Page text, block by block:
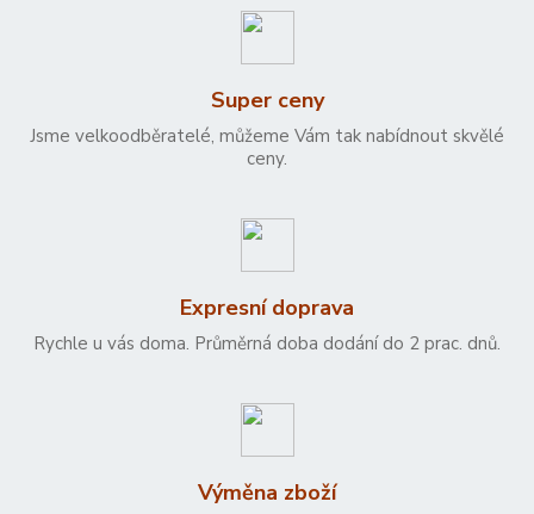
Super ceny
Jsme velkoodběratelé, můžeme Vám tak nabídnout skvělé
ceny.
Expresní doprava
Rychle u vás doma. Průměrná doba dodání do 2 prac. dnů.
Výměna zboží